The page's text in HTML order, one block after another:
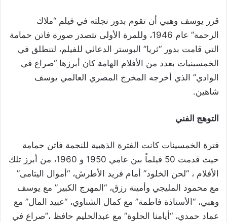
قرر يوسف وهبي أن تقوم بدور نجلته في فيلم “ملاك
الرحمة” عام 1946، وللمرة الأولى تتصدر صورة فاتن حمامة
التي قامت بدور “ثريا” البوستر الدعائي للفيلم، لتنطلق في
الخمسينيات بعدد من الأفلام الهامة كان أبرزها “صراع في
الوادي” الذي أخرجه المخرج المصري العالمي يوسف
شاهين.
التوهج الفني
فترة الخمسينات كانت الفترة الذهبية للنجمة فاتن حمامة
حيث قدمت 50 فيلماً بين عامي 1950 و 1960، من أبرز تلك
الأفلام ، “لحن الخلود” أمام فريد الأطرش، “أموال اليتامى”
مع محمود المليجي وأمينة رزق، “المهرج الكبير” مع يوسف
وهبي، “الأستاذة فاطمة” مع كمال الشناوي، “عبيد المال” مع
عماد حمدي، “أيامنا الحلوة” مع عبدالحليم حافظ ،”صراع في